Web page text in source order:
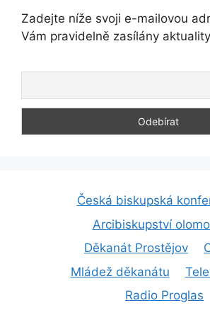
Zadejte níže svoji e-mailovou
Vám pravidelně zasílány
Česká biskupská
Arcibiskupství
Děkanát Prostějov
Mládež děkanátu
Radio Proglas